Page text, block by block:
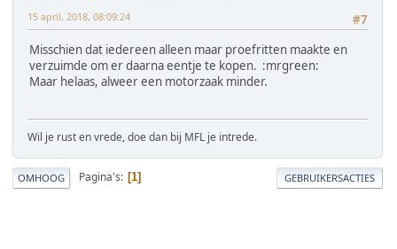
#7
15 april, 2018, 08:09:24
Misschien dat iedereen alleen maar proefritten maakte en
verzuimde om er daarna eentje te kopen. :mrgreen:
Maar helaas, alweer een motorzaak minder.
Wil je rust en vrede, doe dan bij MFL je intrede.
OMHOOG Pagina's 1 GEBRUIKERSACTIES